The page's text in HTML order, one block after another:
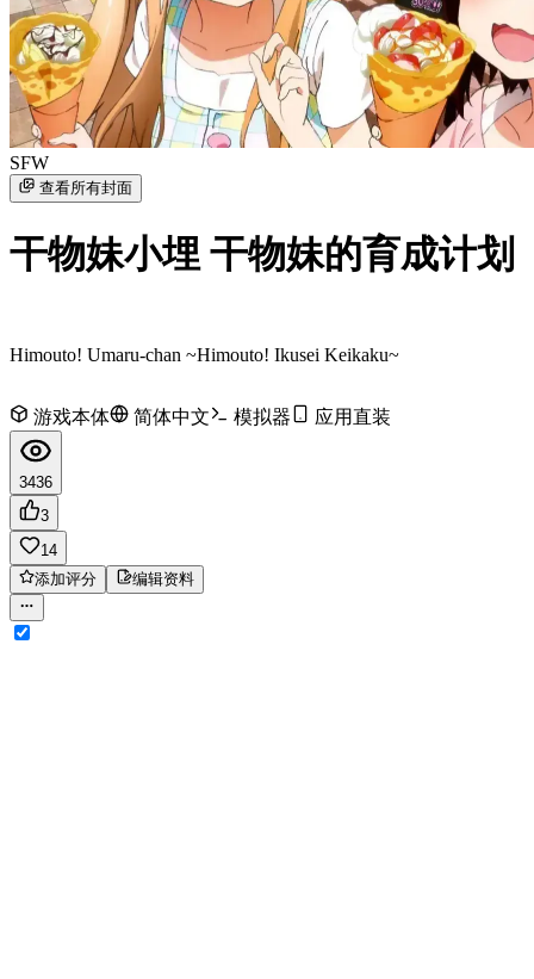
SFW
查看所有封面
干物妹小埋 干物妹的育成计划
Himouto! Umaru-chan ~Himouto! Ikusei Keikaku~
游戏本体 简体中文 模拟器 应用直装
3436
3
14
添加评分
编辑资料